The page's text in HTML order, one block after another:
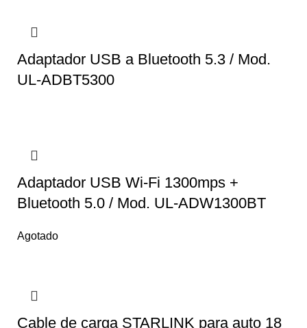
Adaptador USB a Bluetooth 5.3 / Mod.
UL-ADBT5300
Adaptador USB Wi-Fi 1300mps +
Bluetooth 5.0 / Mod. UL-ADW1300BT
Agotado
Cable de carga STARLINK para auto 18